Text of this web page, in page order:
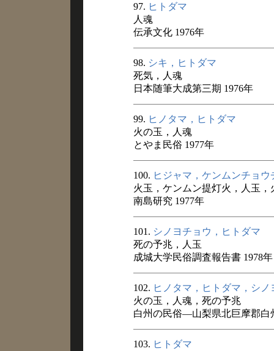
97. ヒトダマ
人魂
伝承文化 1976年
98. シキ，ヒトダマ
死気，人魂
日本随筆大成第三期 1976年
99. ヒノタマ，ヒトダマ
火の玉，人魂
とやま民俗 1977年
100. ヒジャマ，ケンムンチョ
火玉，ケンムン提灯火，人玉，
南島研究 1977年
101. シノヨチョウ，ヒトダマ
死の予兆，人玉
成城大学民俗調査報告書 1978年
102. ヒノタマ，ヒトダマ，シノ
火の玉，人魂，死の予兆
白州の民俗―山梨県北巨摩郡
103. ヒトダマ